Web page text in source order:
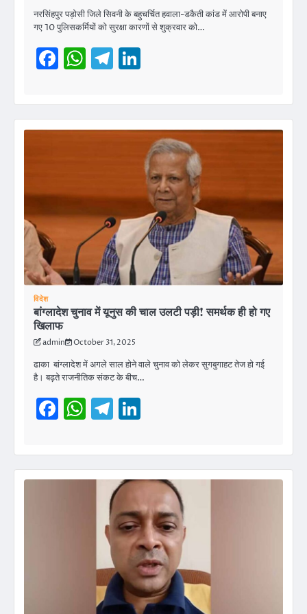
नरसिंहपुर पड़ोसी जिले सिवनी के बहुचर्चित हवाला-डकैती कांड में आरोपी बनाए
गए 10 पुलिसकर्मियों को सुरक्षा कारणों से शुक्रवार को…
Facebook
WhatsApp
Telegram
विदेश
बांग्लादेश चुनाव में यूनुस की चाल उलटी पड़ी! समर्थक ही हो गए
खिलाफ
admin October 31, 2025
ढाका बांग्लादेश में अगले साल होने वाले चुनाव को लेकर सुगबुगाहट तेज हो गई
है। बढ़ते राजनीतिक संकट के बीच…
Facebook
WhatsApp
Telegram